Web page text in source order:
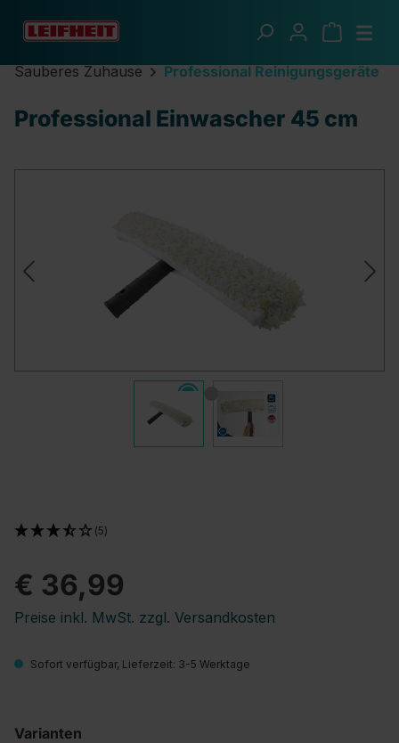
Zum Hauptinhalt springen
Sauberes Zuhause Professional Reinigungsgeräte
Professional Einwascher 45 cm
€ 36,99
Preise inkl. MwSt. zzgl. Versandkosten
(5)
Sofort verfügbar, Lieferzeit: 3-5 Werktage
Varianten